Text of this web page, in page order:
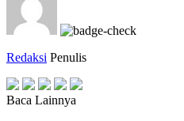
Redaksi Penulis
Baca Lainnya